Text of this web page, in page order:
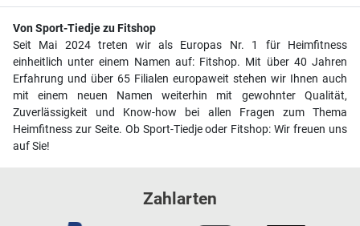
Von Sport-Tiedje zu Fitshop
Seit Mai 2024 treten wir als Europas Nr. 1 für Heimfitness
einheitlich unter einem Namen auf: Fitshop. Mit über 40 Jahren
Erfahrung und über 65 Filialen europaweit stehen wir Ihnen auch
mit einem neuen Namen weiterhin mit gewohnter Qualität,
Zuverlässigkeit und Know-how bei allen Fragen zum Thema
Heimfitness zur Seite. Ob Sport-Tiedje oder Fitshop: Wir freuen uns
auf Sie!
Zahlarten